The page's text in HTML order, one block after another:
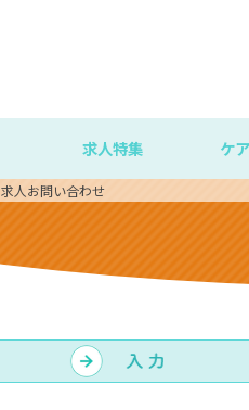
求人特集 ケ
求人お問い合わせ